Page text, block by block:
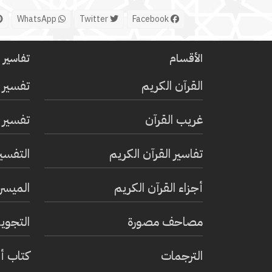
Facebook
Twitter
الأقسام
القرآن الكريم
غريب القرآن
تفاسير القرآن الكريم
أجزاء القرآن الكريم
مصاحف مصورة
الترجمات
تفسير
كتاب